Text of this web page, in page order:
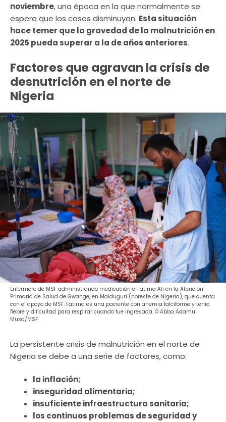
noviembre, una época en la que normalmente se
espera que los casos disminuyan. Esta situación
hace temer que la gravedad de la malnutrición en
2025 pueda superar a la de años anteriores.
Factores que agravan la crisis de
desnutrición en el norte de
Nigeria
Enfermero de MSF administrando medicación a Fatima Ali en la Atención
Primaria de Salud de Gwange, en Maiduguri (noreste de Nigeria), que cuenta
con el apoyo de MSF. Fatima es una paciente con anemia falciforme y tenía
fiebre y dificultad para respirar cuando fue ingresada. © Abba Adamu
Musa/MSF
La persistente crisis de malnutrición en el norte de
Nigeria se debe a una serie de factores, como:
la inflación;
inseguridad alimentaria;
insuficiente infraestructura sanitaria;
los continuos problemas de seguridad y